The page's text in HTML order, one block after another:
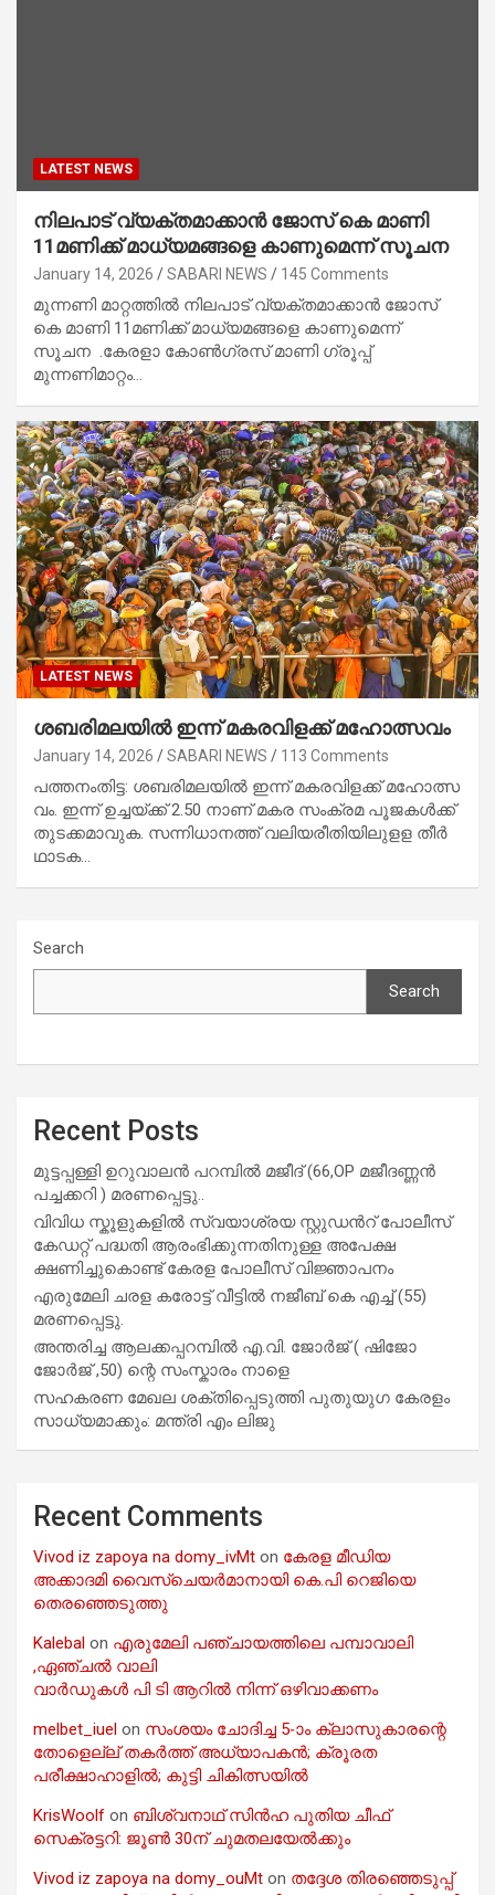
LATEST NEWS
നിലപാട് വ്യക്തമാക്കാൻ ജോസ് കെ മാണി
11മണിക്ക് മാധ്യമങ്ങളെ കാണുമെന്ന് സൂചന
January 14, 2026 SABARI NEWS 145 Comments
മുന്നണി മാറ്റത്തിൽ നിലപാട് വ്യക്തമാക്കാൻ ജോസ്
കെ മാണി 11മണിക്ക് മാധ്യമങ്ങളെ കാണുമെന്ന്
സൂചന .കേരളാ കോൺഗ്രസ് മാണി ഗ്രൂപ്പ്
മുന്നണിമാറ്റം…
LATEST NEWS
ശ​ബ​രി​മ​ല​യി​ൽ ഇ​ന്ന് മ​ക​ര​വി​ള​ക്ക് മ​ഹോ​ത്സ​വം
January 14, 2026 SABARI NEWS 113 Comments
പ​ത്ത​നം​തി​ട്ട: ശ​ബ​രി​മ​ല​യി​ല്‍ ഇ​ന്ന് മ​ക​ര​വി​ള​ക്ക് മ​ഹോ​ത്സ​
വം. ഇ​ന്ന് ഉ​ച്ച​യ്ക്ക് 2.50 നാ​ണ് മ​ക​ര സം​ക്ര​മ പൂ​ജ​ക​ൾ​ക്ക്
തു​ട​ക്ക​മാ​വു​ക. സ​ന്നി​ധാ​ന​ത്ത് വ​ലി​യ​രീ​തി​യി​ലു​ള​ള തീ​ർ​
ഥാ​ട​ക…
Search
Search
Recent Posts
മുട്ടപ്പള്ളി ഉറുവാലൻ പറമ്പിൽ മജീദ് (66,OP മജീദണ്ണൻ
പച്ചക്കറി ) മരണപ്പെട്ടു..
വിവിധ സ്കൂളുകളില്‍ സ്വയാശ്രയ സ്റ്റുഡന്‍റ് പോലീസ്
കേഡറ്റ് പദ്ധതി ആരംഭിക്കുന്നതിനുള്ള അപേക്ഷ
ക്ഷണിച്ചുകൊണ്ട് കേരള പോലീസ് വിജ്ഞാപനം
എരുമേലി ചരള കരോട്ട് വീട്ടിൽ നജീബ് കെ എച്ച് (55)
മരണപ്പെട്ടു.
അന്തരിച്ച ആ​ല​ക്ക​പ്പ​റമ്പിൽ​ എ.​വി. ജോ​ർ​ജ് ( ഷിജോ
ജോർജ് ,50) ന്റെ സംസ്കാരം നാളെ
സഹകരണ മേഖല ശക്തിപ്പെടുത്തി പുതുയുഗ കേരളം
സാധ്യമാക്കും: മന്ത്രി എം ലിജു
Recent Comments
Vivod iz zapoya na domy_ivMt on കേരള മീഡിയ
അക്കാദമി വൈസ്ചെയർമാനായി കെ.പി റെജിയെ
തെരഞ്ഞെടുത്തു
Kalebal on എരുമേലി പഞ്ചായത്തിലെ പമ്പാവാലി
,ഏഞ്ചൽ വാലി
വാർഡുകൾ പി ടി ആറിൽ നിന്ന് ഒഴിവാക്കണം
melbet_iuel on സംശയം ചോദിച്ച 5-ാം ക്ലാസുകാരന്റെ
തോളെല്ല് തകർത്ത് അധ്യാപകൻ; ക്രൂരത
പരീക്ഷാഹാളിൽ; കുട്ടി ചികിത്സയിൽ
KrisWoolf on ബിശ്വനാഥ് സിൻഹ പുതിയ ചീഫ്
സെക്രട്ടറി: ജൂൺ 30ന് ചുമതലയേൽക്കും
Vivod iz zapoya na domy_ouMt on തദ്ദേശ തിരഞ്ഞെടുപ്പ്